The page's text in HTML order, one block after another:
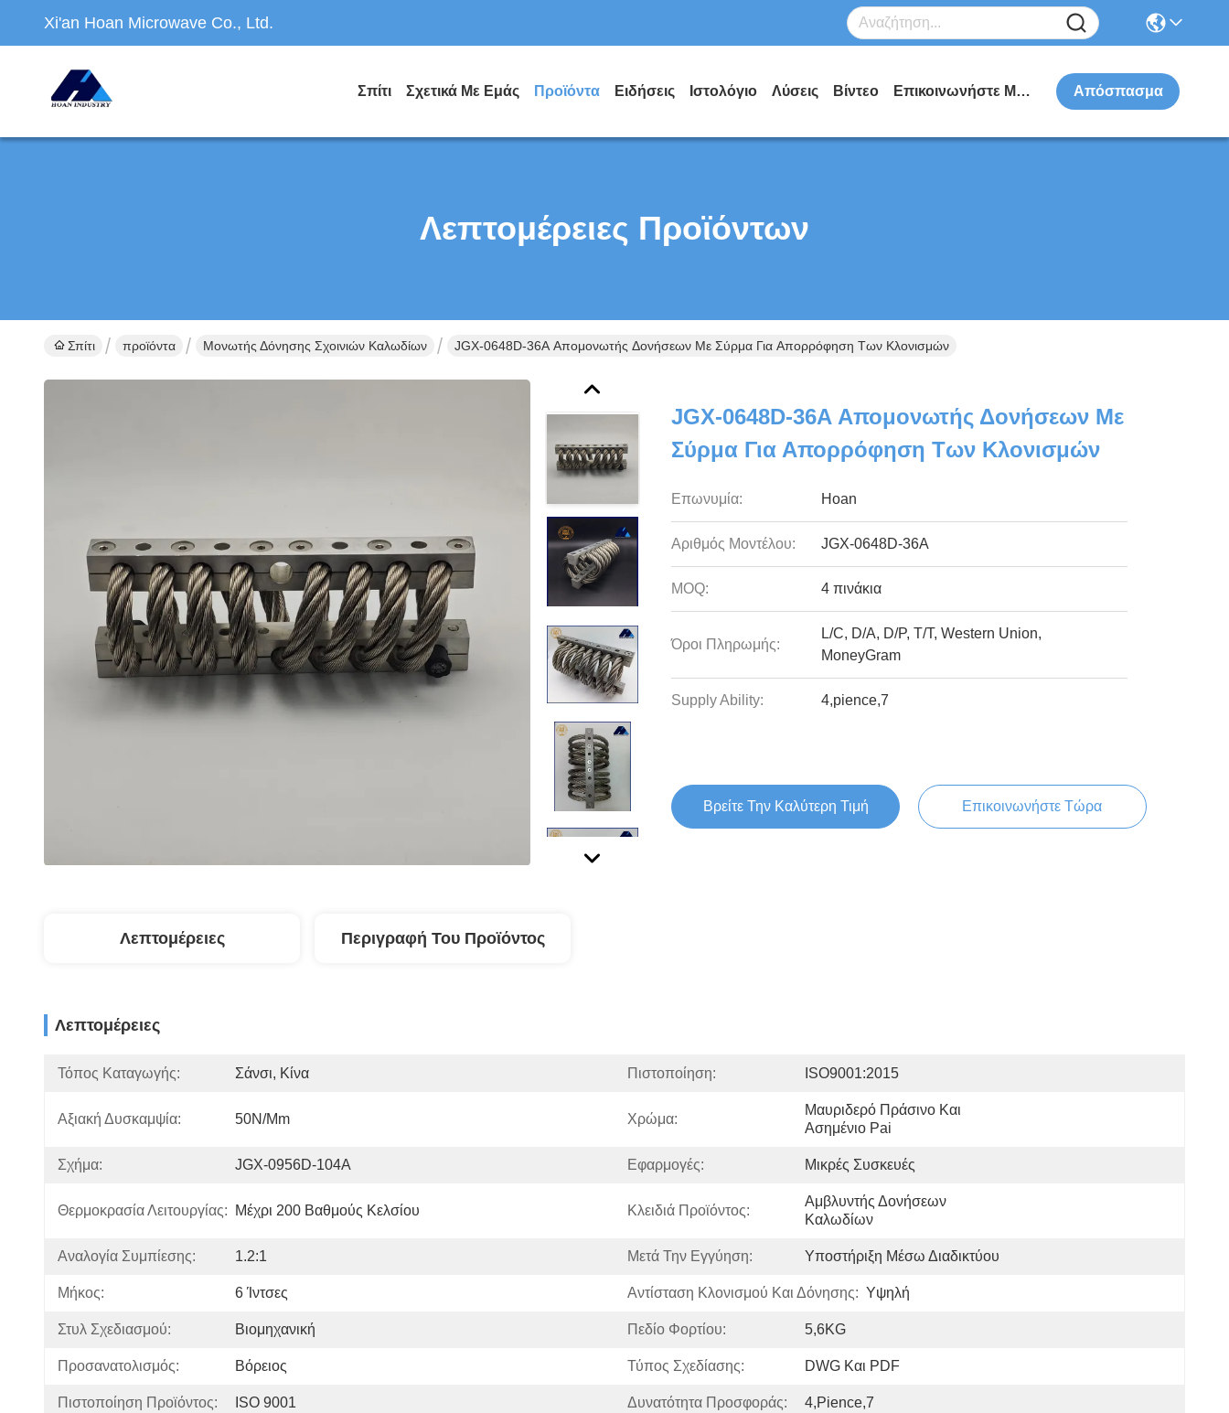
Xi'an Hoan Microwave Co., Ltd.
Σπίτι Σχετικά Με Εμάς Προϊόντα Ειδήσεις Ιστολόγιο Λύσεις Βίντεο Επικοινωνήστε Μαζί Μας Απόσπασμα
Λεπτομέρειες Προϊόντων
Σπίτι προϊόντα Μονωτής Δόνησης Σχοινιών Καλωδίων JGX-0648D-36A Απομονωτής Δονήσεων Με Σύρμα Για Απορρόφηση Των Κλονισμών
JGX-0648D-36A Απομονωτής Δονήσεων Με
Σύρμα Για Απορρόφηση Των Κλονισμών
Επωνυμία: Hoan
Αριθμός Μοντέλου: JGX-0648D-36Α
MOQ: 4 πινάκια
Όροι Πληρωμής:
L/C, D/A, D/P, T/T, Western Union,
MoneyGram
Supply Ability: 4,pience,7
Βρείτε Την Καλύτερη Τιμή Επικοινωνήστε Τώρα
Λεπτομέρειες Περιγραφή Του Προϊόντος
Λεπτομέρειες
Τόπος Καταγωγής: Σάνσι, Κίνα Πιστοποίηση: ISO9001:2015
Αξιακή Δυσκαμψία: 50N/mm Χρώμα:
Μαυριδερό Πράσινο Και
Ασημένιο Pai
Σχήμα: JGX-0956D-104Α Εφαρμογές: Μικρές Συσκευές
Θερμοκρασία Λειτουργίας: Μέχρι 200 Βαθμούς Κελσίου Κλειδιά Προϊόντος:
Αμβλυντής Δονήσεων
Καλωδίων
Αναλογία Συμπίεσης: 1.2:1 Μετά Την Εγγύηση: Υποστήριξη Μέσω Διαδικτύου
Μήκος: 6 Ίντσες Αντίσταση Κλονισμού Και Δόνησης: Υψηλή
Στυλ Σχεδιασμού: Βιομηχανική Πεδίο Φορτίου: 5,6KG
Προσανατολισμός: Βόρειος Τύπος Σχεδίασης: DWG Και PDF
Πιστοποίηση Προϊόντος: ISO 9001 Δυνατότητα Προσφοράς: 4,pience,7